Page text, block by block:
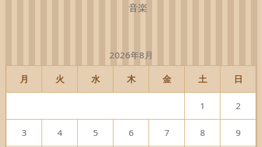
音楽
2026年8月
月 火 水 木 金 土 日
1 2
3 4 5 6 7 8 9